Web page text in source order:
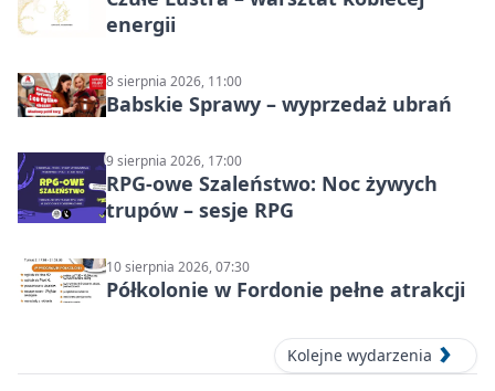
energii
8 sierpnia 2026, 11:00
Babskie Sprawy – wyprzedaż ubrań
9 sierpnia 2026, 17:00
RPG-owe Szaleństwo: Noc żywych
trupów – sesje RPG
10 sierpnia 2026, 07:30
Półkolonie w Fordonie pełne atrakcji
Kolejne wydarzenia